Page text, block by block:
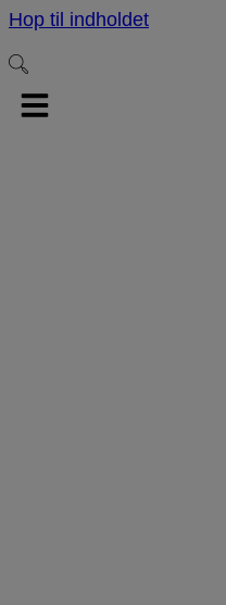
Hop til indholdet